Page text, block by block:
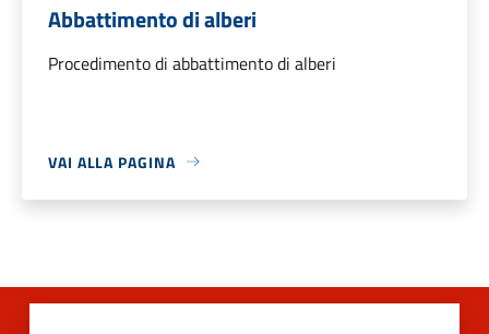
Abbattimento di alberi
Procedimento di abbattimento di alberi
VAI ALLA PAGINA